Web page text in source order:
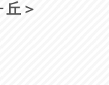
丘＞